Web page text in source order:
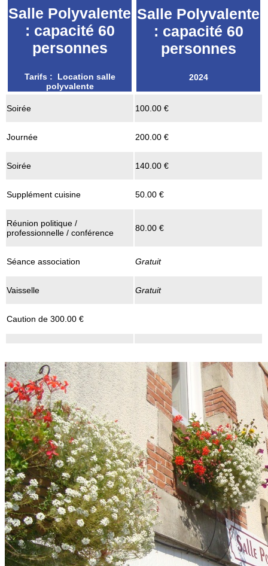
Salle Polyvalente
: capacité 60
personnes
Tarifs : Location salle
polyvalente
Salle Polyvalente
: capacité 60
personnes
2024
Soirée 100.00 €
Journée 200.00 €
Soirée 140.00 €
Supplément cuisine 50.00 €
Réunion politique /
professionnelle / conférence
80.00 €
Séance association Gratuit
Vaisselle Gratuit
Caution de 300.00 €